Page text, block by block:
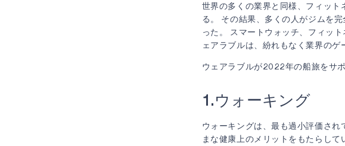
世界の多くの業界と同様、フィッ
る。 その結果、多くの人がジムを
った。 スマートウォッチ、フィッ
ェアラブルは、紛れもなく業界のゲ
ウェアラブルが2022年の船旅をサ
1.ウォーキング
ウォーキングは、最も過小評価さ
まな健康上のメリットをもたらし